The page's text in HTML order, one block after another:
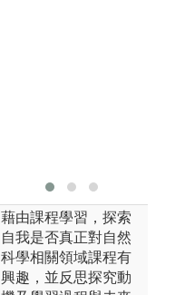
藉由課程學習，探索
自我是否真正對自然
科學相關領域課程有
興趣，並反思探究動